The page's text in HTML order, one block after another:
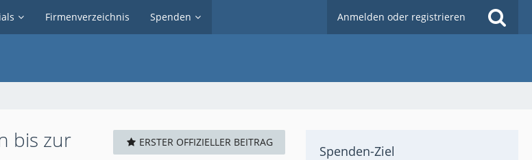
Firmenverzeichnis Spenden Anmelden oder registrieren
bis zur ERSTER OFFIZIELLER BEITRAG
Spenden-Ziel